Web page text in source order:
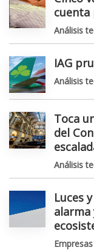
cuenta
Análisis
IAG
Análisis
Toca
del
Análisis
Luces
alarma
Empresas